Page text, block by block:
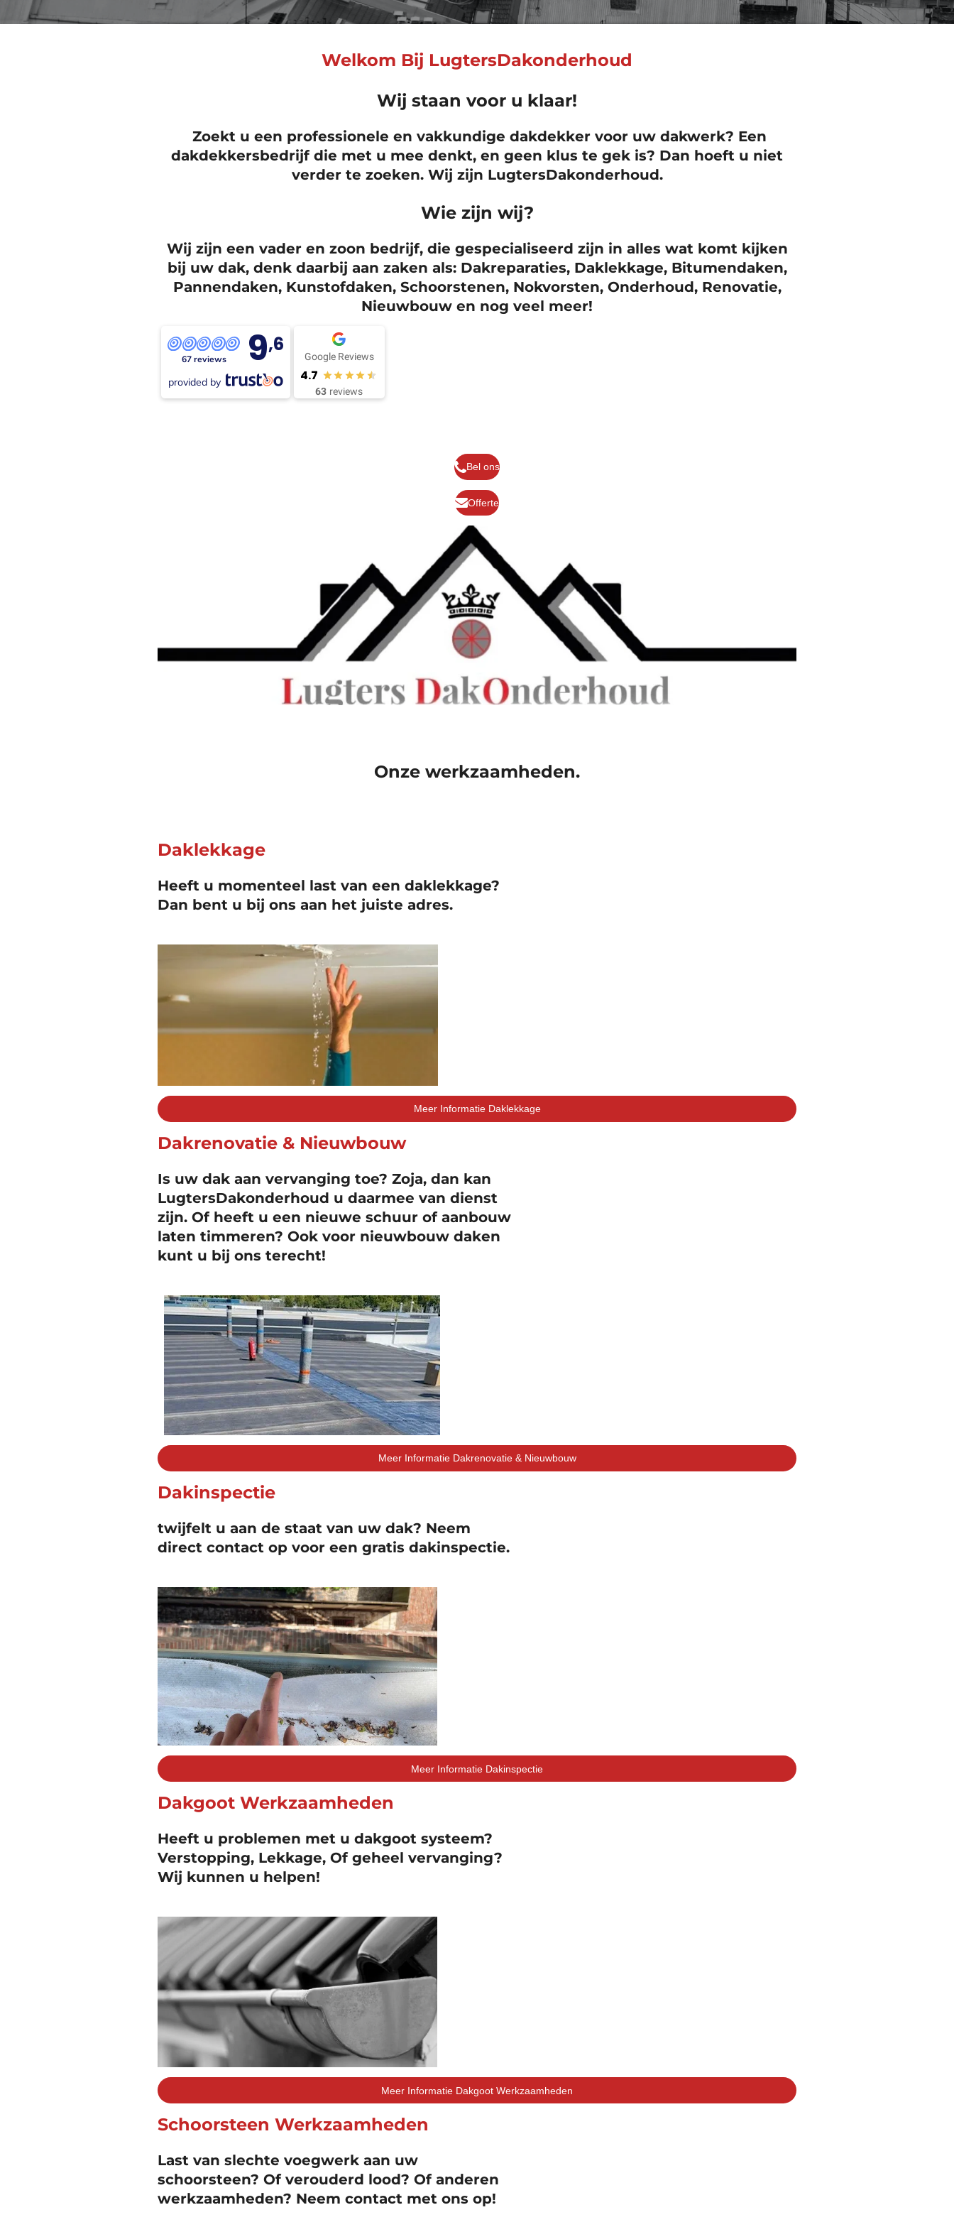
Welkom Bij LugtersDakonderhoud
Wij staan voor u klaar!
Zoekt u een professionele en vakkundige dakdekker voor uw dakwerk? Een
dakdekkersbedrijf die met u mee denkt, en geen klus te gek is? Dan hoeft u niet
verder te zoeken. Wij zijn LugtersDakonderhoud.
Wie zijn wij?
Wij zijn een vader en zoon bedrijf, die gespecialiseerd zijn in alles wat komt kijken
bij uw dak, denk daarbij aan zaken als: Dakreparaties, Daklekkage, Bitumendaken,
Pannendaken, Kunstofdaken, Schoorstenen, Nokvorsten, Onderhoud, Renovatie,
Nieuwbouw en nog veel meer!
67 reviews 9,6
provided by
Google Reviews
4.7
63 reviews
Bel ons
Offerte
Onze werkzaamheden.
Daklekkage
Heeft u momenteel last van een daklekkage?
Dan bent u bij ons aan het juiste adres.
Meer Informatie Daklekkage
Dakrenovatie & Nieuwbouw
Is uw dak aan vervanging toe? Zoja, dan kan
LugtersDakonderhoud u daarmee van dienst
zijn. Of heeft u een nieuwe schuur of aanbouw
laten timmeren? Ook voor nieuwbouw daken
kunt u bij ons terecht!
Meer Informatie Dakrenovatie & Nieuwbouw
Dakinspectie
twijfelt u aan de staat van uw dak? Neem
direct contact op voor een gratis dakinspectie.
Meer Informatie Dakinspectie
Dakgoot Werkzaamheden
Heeft u problemen met u dakgoot systeem?
Verstopping, Lekkage, Of geheel vervanging?
Wij kunnen u helpen!
Meer Informatie Dakgoot Werkzaamheden
Schoorsteen Werkzaamheden
Last van slechte voegwerk aan uw
schoorsteen? Of verouderd lood? Of anderen
werkzaamheden? Neem contact met ons op!